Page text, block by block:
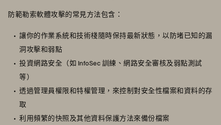
防範勒索軟體攻擊的常見方法包含：
讓你的作業系統和技術棧隨時保持最新狀態，以防堵已知的漏
洞攻擊和弱點
投資網路安全（如 InfoSec 訓練、網路安全審核及弱點測試
等）
透過管理員權限和特權管理，來控制對安全性檔案和資料的存
取
利用頻繁的快照及其他資料保護方法來備份檔案